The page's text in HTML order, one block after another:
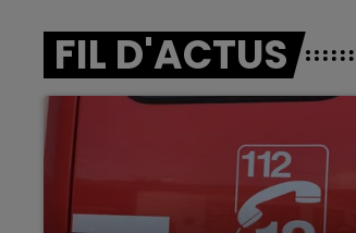
FIL D'ACTUS